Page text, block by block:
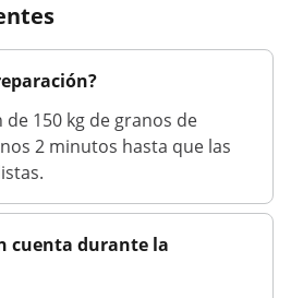
150 kg de granos de
2 minutos hasta que las
cuenta durante la